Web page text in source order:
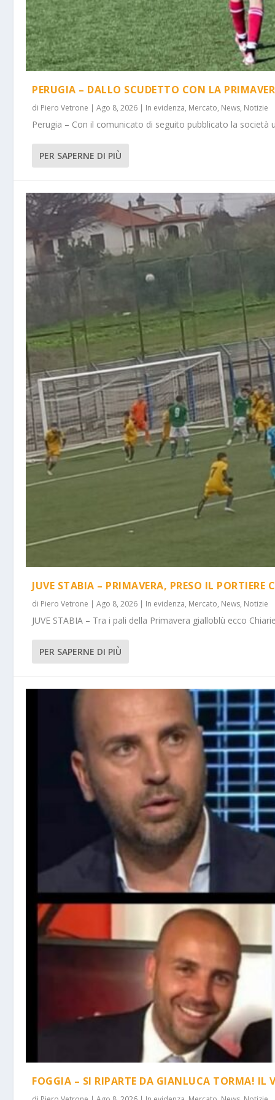
PERUGIA – DALLO SCUDETTO CON LA
di Piero Vetrone |Ago 8, 2026 | In evidenza, Mercato, News, Notizie
Perugia – Con il comunicato di seguito pubblicato la società
PER SAPERNE DI PIÙ
JUVE STABIA – PRIMAVERA, PRESO IL PORTIERE
di Piero Vetrone |Ago 8, 2026 | In evidenza, Mercato, News, Notizie
JUVE STABIA – Tra i pali della Primavera gialloblù ecco
PER SAPERNE DI PIÙ
FOGGIA – SI RIPARTE DA GIANLUCA TORMA! IL